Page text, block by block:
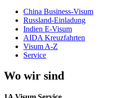
China Business-Visum
Russland-Einladung
Indien E-Visum
AIDA Kreuzfahrten
Visum A-Z
Service
Wo wir sind